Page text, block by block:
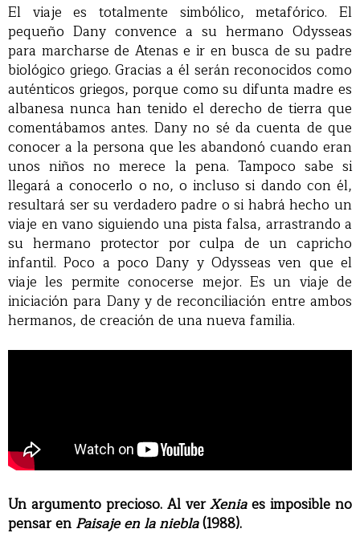
El viaje es totalmente simbólico, metafórico. El
pequeño Dany convence a su hermano Odysseas
para marcharse de Atenas e ir en busca de su padre
biológico griego. Gracias a él serán reconocidos como
auténticos griegos, porque como su difunta madre es
albanesa nunca han tenido el derecho de tierra que
comentábamos antes. Dany no sé da cuenta de que
conocer a la persona que les abandonó cuando eran
unos niños no merece la pena. Tampoco sabe si
llegará a conocerlo o no, o incluso si dando con él,
resultará ser su verdadero padre o si habrá hecho un
viaje en vano siguiendo una pista falsa, arrastrando a
su hermano protector por culpa de un capricho
infantil. Poco a poco Dany y Odysseas ven que el
viaje les permite conocerse mejor. Es un viaje de
iniciación para Dany y de reconciliación entre ambos
hermanos, de creación de una nueva familia.
Un argumento precioso. Al verXeniaes imposible no
pensar en Paisaje en la niebla(1988).